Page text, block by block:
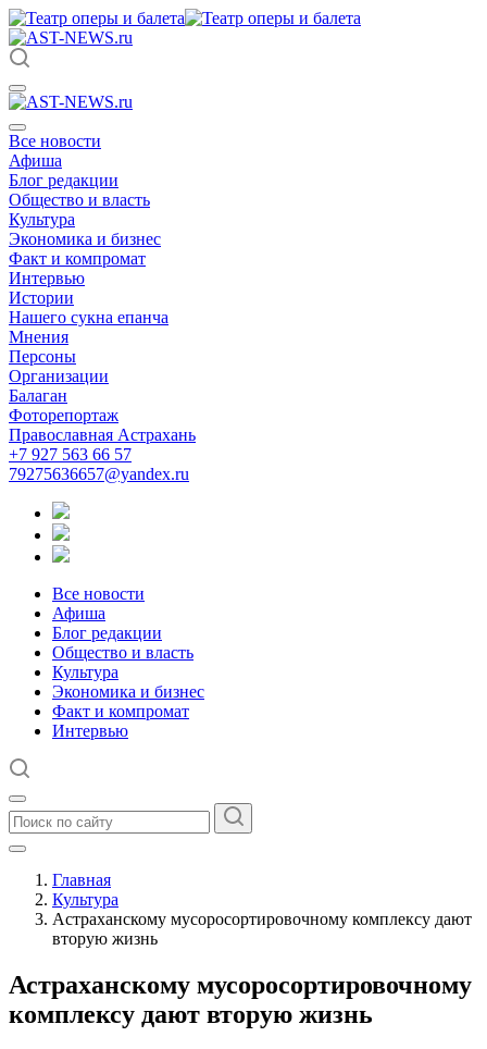
Все новости
Афиша
Блог редакции
Общество и власть
Культура
Экономика и бизнес
Факт и компромат
Интервью
Истории
Нашего сукна епанча
Мнения
Персоны
Организации
Балаган
Фоторепортаж
Православная Астрахань
+7 927 563 66 57
79275636657@yandex.ru
Все новости
Афиша
Блог редакции
Общество и власть
Культура
Экономика и бизнес
Факт и компромат
Интервью
Главная
Культура
Астраханскому мусоросортировочному комплексу дают
вторую жизнь
Астраханскому мусоросортировочному
комплексу дают вторую жизнь